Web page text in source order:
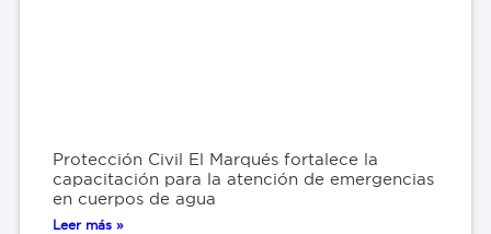
Protección Civil El Marqués fortalece la
capacitación para la atención de emergencias
en cuerpos de agua
Leer más »